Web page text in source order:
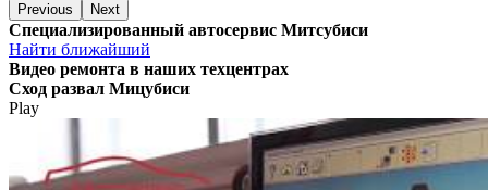
Previous Next
Специализированный автосервис Митсубиси
Найти ближайший
Видео ремонта в наших техцентрах
Сход развал Мицубиси
Play